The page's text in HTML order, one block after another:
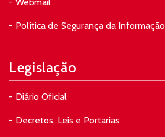
- Política de Segurança da Informação
Legislação
- Diário Oficial
- Decretos, Leis e Portarias